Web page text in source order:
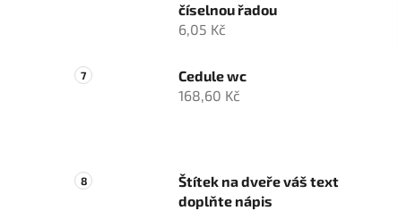
číselnou řadou
6,05 Kč
Cedule wc
168,60 Kč
Štítek na dveře váš text
doplňte nápis